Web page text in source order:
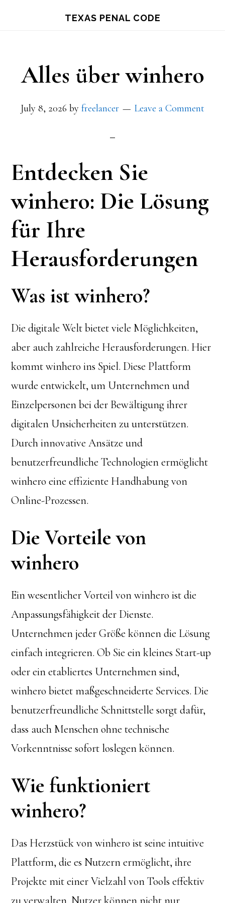
content
TEXAS PENAL CODE
Alles über winhero
July 8, 2026 by freelancer Leave a Comment
Entdecken Sie
winhero: Die Lösung
für Ihre
Herausforderungen
Was ist winhero?
Die digitale Welt bietet viele Möglichkeiten,
aber auch zahlreiche Herausforderungen. Hier
kommt winhero ins Spiel. Diese Plattform
wurde entwickelt, um Unternehmen und
Einzelpersonen bei der Bewältigung ihrer
digitalen Unsicherheiten zu unterstützen.
Durch innovative Ansätze und
benutzerfreundliche Technologien ermöglicht
winhero eine effiziente Handhabung von
Online-Prozessen.
Die Vorteile von
winhero
Ein wesentlicher Vorteil von winhero ist die
Anpassungsfähigkeit der Dienste.
Unternehmen jeder Größe können die Lösung
einfach integrieren. Ob Sie ein kleines Start-up
oder ein etabliertes Unternehmen sind,
winhero bietet maßgeschneiderte Services. Die
benutzerfreundliche Schnittstelle sorgt dafür,
dass auch Menschen ohne technische
Vorkenntnisse sofort loslegen können.
Wie funktioniert
winhero?
Das Herzstück von winhero ist seine intuitive
Plattform, die es Nutzern ermöglicht, ihre
Projekte mit einer Vielzahl von Tools effektiv